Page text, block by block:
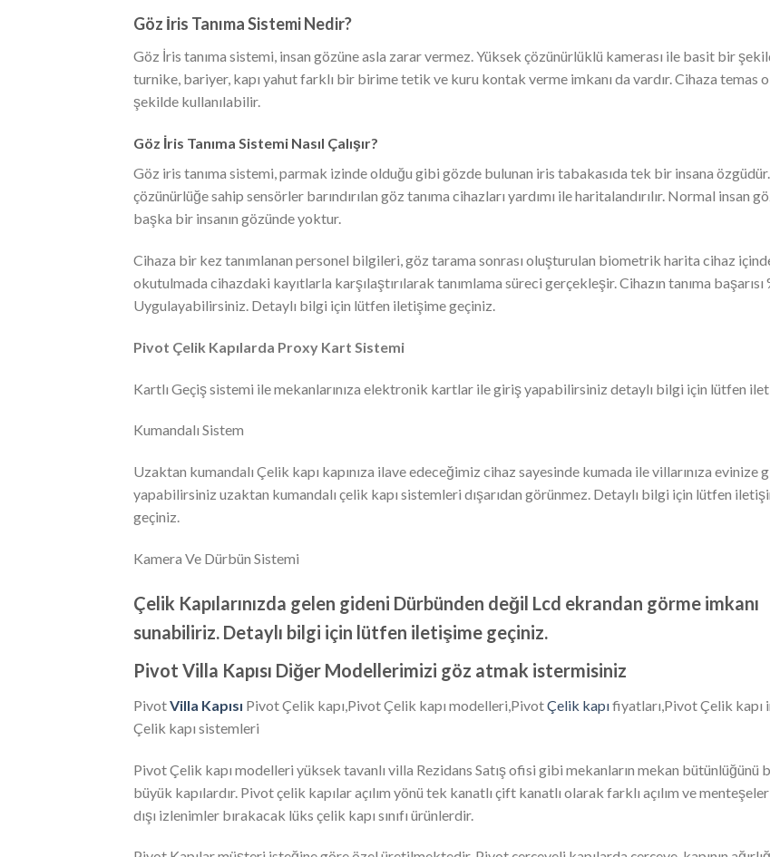
Göz İris Tanıma Sistemi Nedir?
Göz İris tanıma sistemi, insan gözüne asla zarar vermez. Yüksek çözünürlüklü kamerası ile basit bir
turnike, bariyer, kapı yahut farklı bir birime tetik ve kuru kontak verme imkanı da vardır. Cihaza temas
şekilde kullanılabilir.
Göz İris Tanıma Sistemi Nasıl Çalışır?
Göz iris tanıma sistemi, parmak izinde olduğu gibi gözde bulunan iris tabakasıda tek bir insana
çözünürlüğe sahip sensörler barındırılan göz tanıma cihazları yardımı ile haritalandırılır. Normal insan
başka bir insanın gözünde yoktur.
Cihaza bir kez tanımlanan personel bilgileri, göz tarama sonrası oluşturulan biometrik harita cihaz
okutulmada cihazdaki kayıtlarla karşılaştırılarak tanımlama süreci gerçekleşir. Cihazın tanıma başarısı
Uygulayabilirsiniz. Detaylı bilgi için lütfen iletişime geçiniz.
Pivot Çelik Kapılarda Proxy Kart Sistemi
Kartlı Geçiş sistemi ile mekanlarınıza elektronik kartlar ile giriş yapabilirsiniz detaylı bilgi için lütfen
Kumandalı Sistem
Uzaktan kumandalı Çelik kapı kapınıza ilave edeceğimiz cihaz sayesinde kumada ile villarınıza evinize
yapabilirsiniz uzaktan kumandalı çelik kapı sistemleri dışarıdan görünmez. Detaylı bilgi için lütfen
geçiniz.
Kamera Ve Dürbün Sistemi
Çelik Kapılarınızda gelen gideni Dürbünden değil Lcd ekrandan görme imkanı
sunabiliriz. Detaylı bilgi için lütfen iletişime geçiniz.
Pivot Villa Kapısı Diğer Modellerimizi göz atmak istermisiniz
PivotVilla Kapısı Pivot Çelik kapı,Pivot Çelik kapı modelleri,PivotÇelik kapıfiyatları,Pivot Çelik kapı
Çelik kapı sistemleri
Pivot Çelik kapı modelleri yüksek tavanlı villa Rezidans Satış ofisi gibi mekanların mekan bütünlüğünü
büyük kapılardır. Pivot çelik kapılar açılım yönü tek kanatlı çift kanatlı olarak farklı açılım ve
dışı izlenimler bırakacak lüks çelik kapı sınıfı ürünlerdir.